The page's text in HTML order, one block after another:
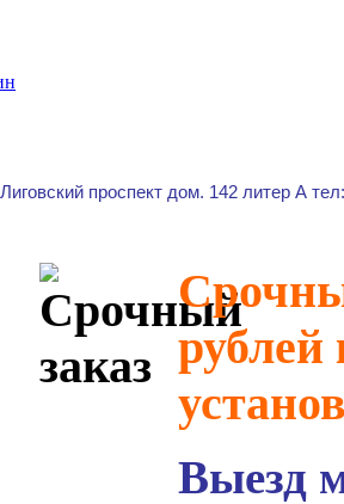
Лиговский проспект дом. 142 литер А
рублей
Выезд